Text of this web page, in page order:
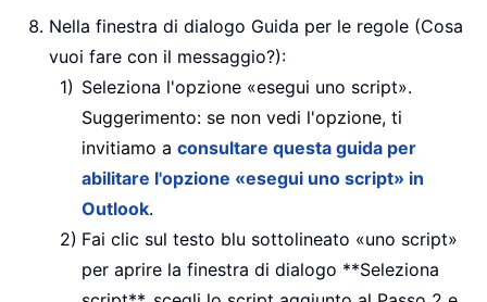
Nella finestra di dialogo Guida per le regole (Cosa
vuoi fare con il messaggio?):
Seleziona l'opzione «esegui uno script».
Suggerimento: se non vedi l'opzione, ti
invitiamo a consultare questa guida per
abilitare l'opzione «esegui uno script» in
Outlook.
Fai clic sul testo blu sottolineato «uno script»
per aprire la finestra di dialogo **Seleziona